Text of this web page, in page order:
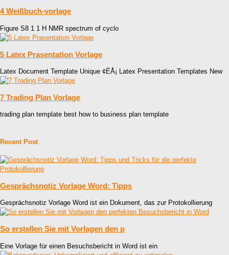
4 Weißbuch-vorlage
Figure S8 1 1 H NMR spectrum of cyclo
5 Latex Prasentation Vorlage
Latex Document Template Unique ¢ËÅ¡ Latex Presentation Templates New
7 Trading Plan Vorlage
trading plan template best how to business plan template
Recent Post
Gesprächsnotiz Vorlage Word: Tipps
Gesprächsnotiz Vorlage Word ist ein Dokument, das zur Protokollierung
So erstellen Sie mit Vorlagen den p
Eine Vorlage für einen Besuchsbericht in Word ist ein